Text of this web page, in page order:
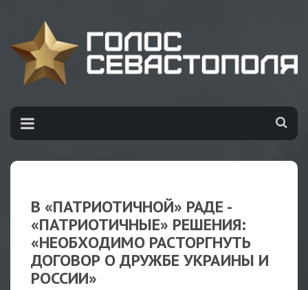
В «ПАТРИОТИЧНОЙ» РАДЕ -
«ПАТРИОТИЧНЫЕ» РЕШЕНИЯ:
«НЕОБХОДИМО РАСТОРГНУТЬ
ДОГОВОР О ДРУЖБЕ УКРАИНЫ И
РОССИИ»